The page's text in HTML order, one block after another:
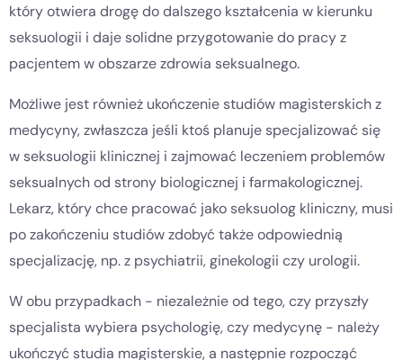
który otwiera drogę do dalszego kształcenia w kierunku
seksuologii i daje solidne przygotowanie do pracy z
pacjentem w obszarze zdrowia seksualnego.
Możliwe jest również ukończenie studiów magisterskich z
medycyny, zwłaszcza jeśli ktoś planuje specjalizować się
w seksuologii klinicznej i zajmować leczeniem problemów
seksualnych od strony biologicznej i farmakologicznej.
Lekarz, który chce pracować jako seksuolog kliniczny, musi
po zakończeniu studiów zdobyć także odpowiednią
specjalizację, np. z psychiatrii, ginekologii czy urologii.
W obu przypadkach - niezależnie od tego, czy przyszły
specjalista wybiera psychologię, czy medycynę - należy
ukończyć studia magisterskie, a następnie rozpocząć